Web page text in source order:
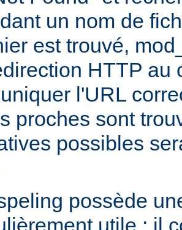
un nom de
est trouvé,
HTTP au
l'URL
proches sont
possibles
possède
utile : il